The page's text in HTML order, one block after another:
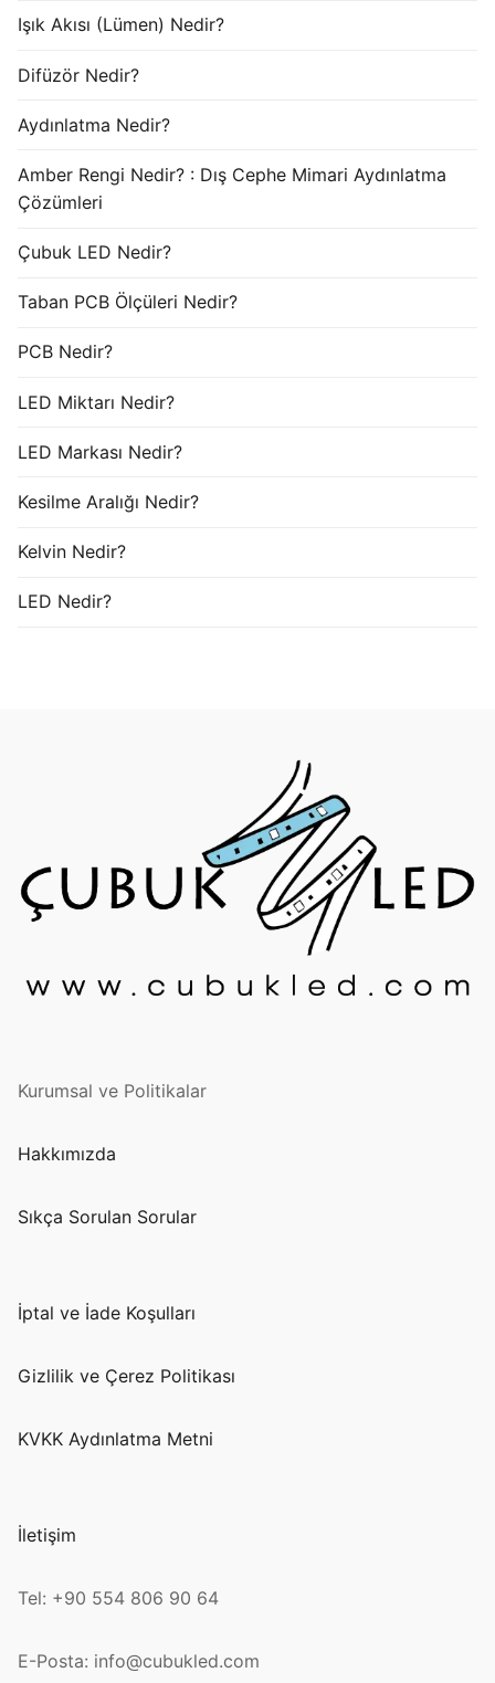
Işık Akısı (Lümen) Nedir?
Difüzör Nedir?
Aydınlatma Nedir?
Amber Rengi Nedir? : Dış Cephe Mimari Aydınlatma
Çözümleri
Çubuk LED Nedir?
Taban PCB Ölçüleri Nedir?
PCB Nedir?
LED Miktarı Nedir?
LED Markası Nedir?
Kesilme Aralığı Nedir?
Kelvin Nedir?
LED Nedir?
Kurumsal ve Politikalar
Hakkımızda
Sıkça Sorulan Sorular
İptal ve İade Koşulları
Gizlilik ve Çerez Politikası
KVKK Aydınlatma Metni
İletişim
Tel: +90 554 806 90 64
E-Posta: info@cubukled.com